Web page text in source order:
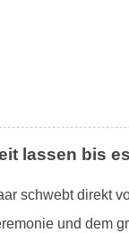
lassen bis
schwebt direkt
und dem